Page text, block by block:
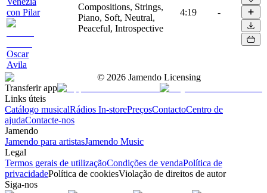
con Pilar
Oscar
Avila
Compositions, Strings,
Piano, Soft, Neutral,
Peaceful, Introspective
4:19 -
© 2026 Jamendo Licensing
Transferir app
Links úteis
Catálogo musicalRádios In-storePreçosContactoCentro de
ajudaContacte-nos
Jamendo
Jamendo para artistasJamendo Music
Legal
Termos gerais de utilizaçãoCondições de vendaPolítica de
privacidadePolítica de cookiesViolação de direitos de autor
Siga-nos